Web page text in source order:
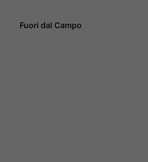
Fuori dal Campo